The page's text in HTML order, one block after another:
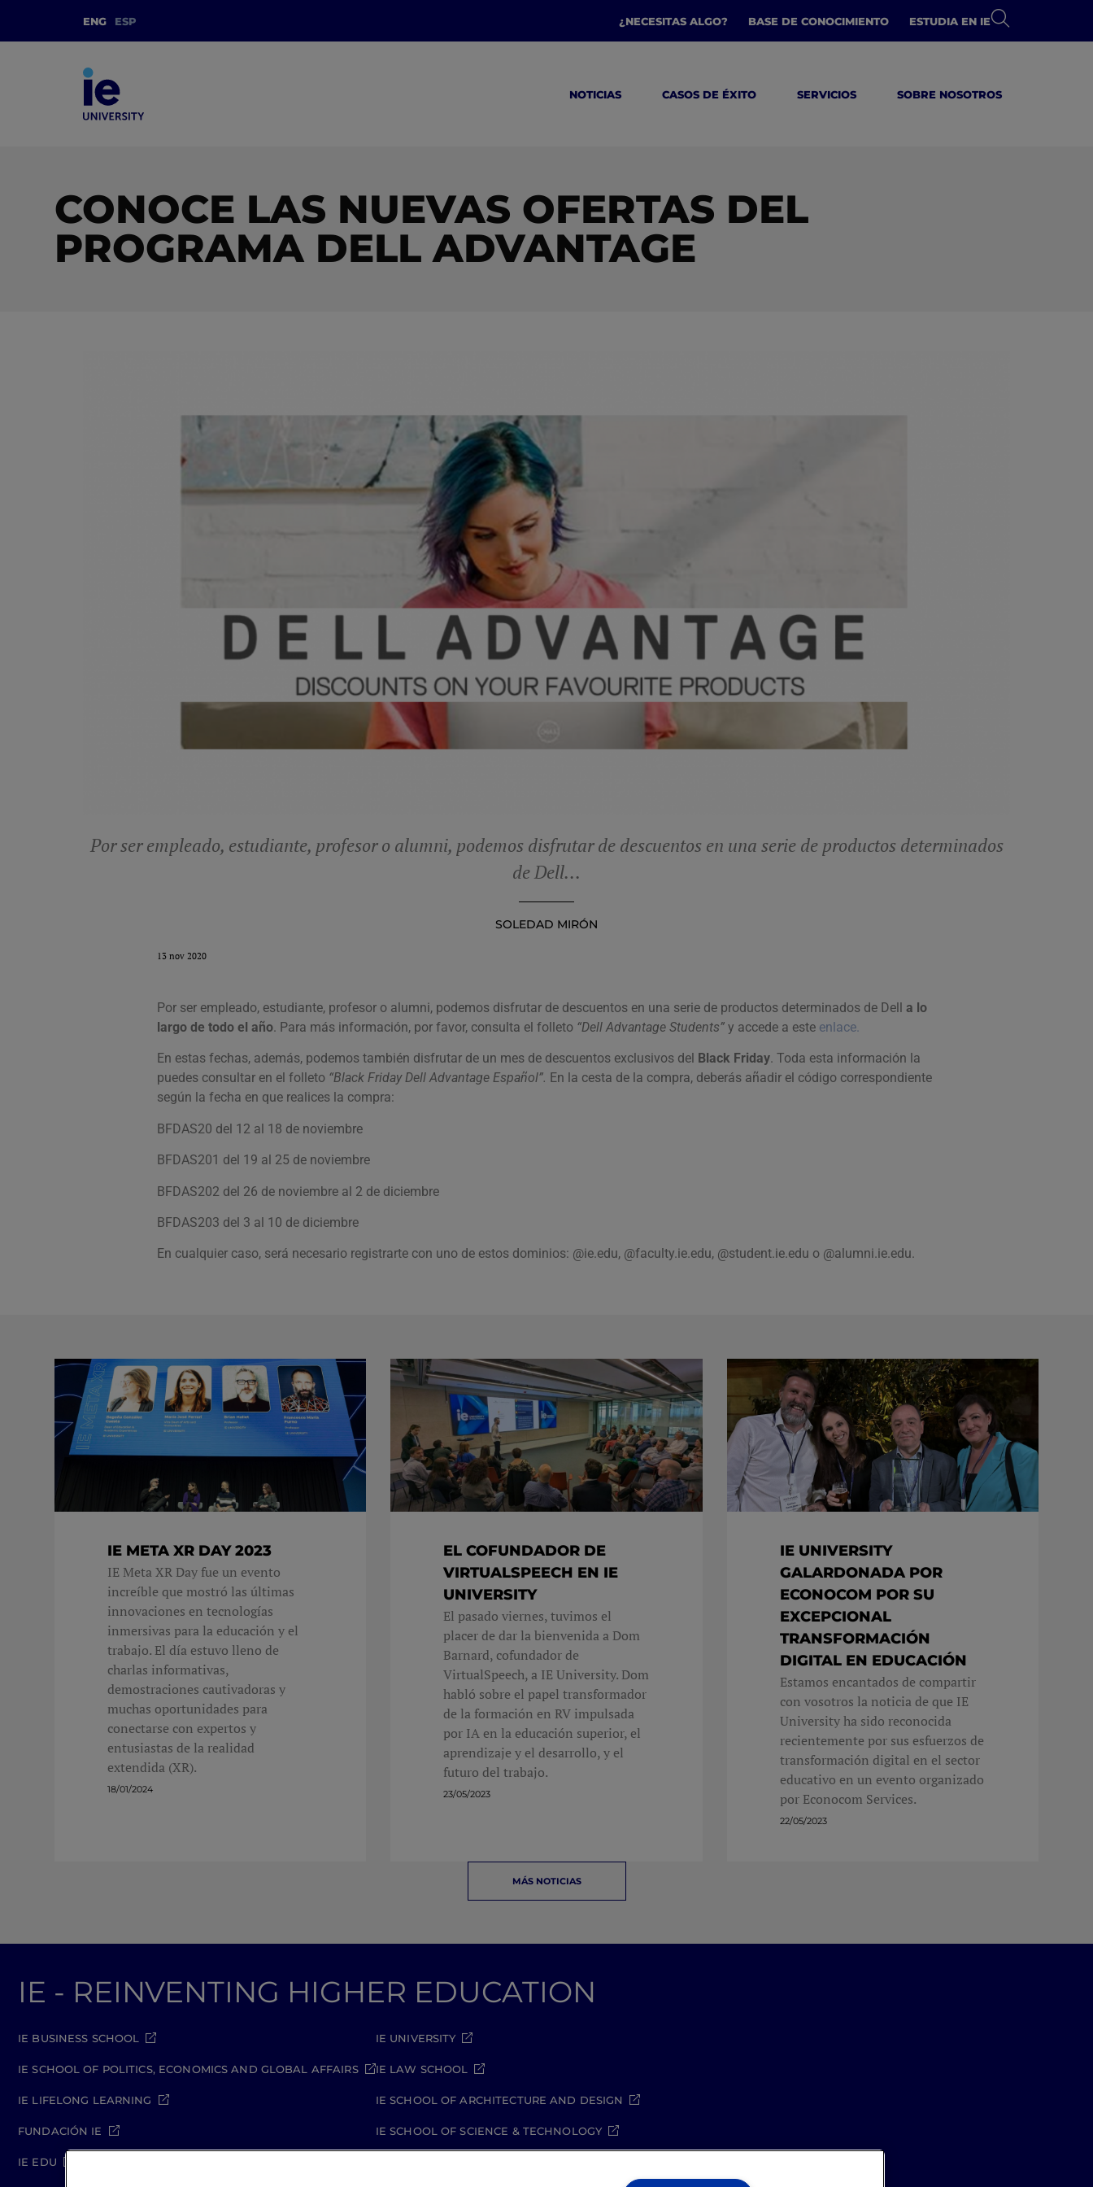
ENG ESP ¿NECESITAS ALGO? BASE DE CONOCIMIENTO ESTUDIA EN IE
NOTICIAS CASOS DE ÉXITO SERVICIOS SOBRE NOSOTROS
CONOCE LAS NUEVAS OFERTAS DEL
PROGRAMA DELL ADVANTAGE
Por ser empleado, estudiante, profesor o alumni, podemos disfrutar de descuentos en una serie de productos determinados
de Dell...
SOLEDAD MIRÓN
13 nov 2020
Por ser empleado, estudiante, profesor o alumni, podemos disfrutar de descuentos en una serie de productos determinados de Della lo
largo de todo el año. Para más información, por favor, consulta el folleto “Dell Advantage Students” y accede a este enlace.
En estas fechas, además, podemos también disfrutar de un mes de descuentos exclusivos del Black Friday. Toda esta información la
puedes consultar en el folleto “Black Friday Dell Advantage Español”. En la cesta de la compra, deberás añadir el código correspondiente
según la fecha en que realices la compra:
BFDAS20 del 12 al 18 de noviembre
BFDAS201 del 19 al 25 de noviembre
BFDAS202 del 26 de noviembre al 2 de diciembre
BFDAS203 del 3 al 10 de diciembre
En cualquier caso, será necesario registrarte con uno de estos dominios: @ie.edu, @faculty.ie.edu, @student.ie.edu o @alumni.ie.edu.
IE META XR DAY 2023
IE Meta XR Day fue un evento
increíble que mostró las últimas
innovaciones en tecnologías
inmersivas para la educación y el
trabajo. El día estuvo lleno de
charlas informativas,
demostraciones cautivadoras y
muchas oportunidades para
conectarse con expertos y
entusiastas de la realidad
extendida (XR).
18/01/2024
EL COFUNDADOR DE
VIRTUALSPEECH EN IE
UNIVERSITY
El pasado viernes, tuvimos el
placer de dar la bienvenida a Dom
Barnard, cofundador de
VirtualSpeech, a IE University. Dom
habló sobre el papel transformador
de la formación en RV impulsada
por IA en la educación superior, el
aprendizaje y el desarrollo, y el
futuro del trabajo.
23/05/2023
IE UNIVERSITY
GALARDONADA POR
ECONOCOM POR SU
EXCEPCIONAL
TRANSFORMACIÓN
DIGITAL EN EDUCACIÓN
Estamos encantados de compartir
con vosotros la noticia de que IE
University ha sido reconocida
recientemente por sus esfuerzos de
transformación digital en el sector
educativo en un evento organizado
por Econocom Services.
22/05/2023
MÁS NOTICIAS
IE - REINVENTING HIGHER EDUCATION
IE BUSINESS SCHOOL
IE SCHOOL OF POLITICS, ECONOMICS AND GLOBAL AFFAIRS
IE LIFELONG LEARNING
FUNDACIÓN IE
IE EDU
IE UNIVERSITY
IE LAW SCHOOL
IE SCHOOL OF ARCHITECTURE AND DESIGN
IE SCHOOL OF SCIENCE & TECHNOLOGY